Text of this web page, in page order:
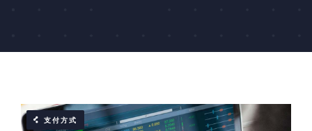
行业资讯
支付方式